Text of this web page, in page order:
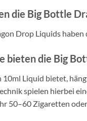
die Big Bottle
Drop Liquids
bieten die Big
10ml Liquid bietet,
spielen hierbei
50–60 Zigaretten